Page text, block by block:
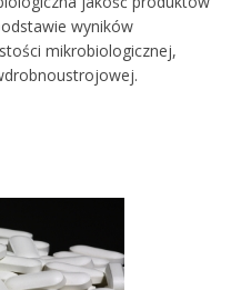
wyników
mikrobiologicznej,